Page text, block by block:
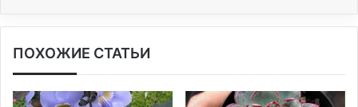
ПОХОЖИЕ СТАТЬИ